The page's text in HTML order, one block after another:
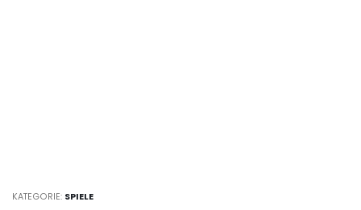
KATEGORIE: SPIELE